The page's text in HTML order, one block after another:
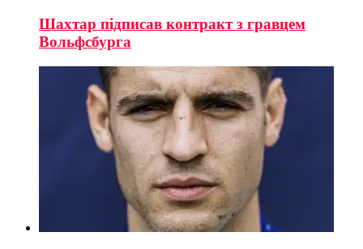
Шахтар підписав контракт з гравцем
Вольфсбурга